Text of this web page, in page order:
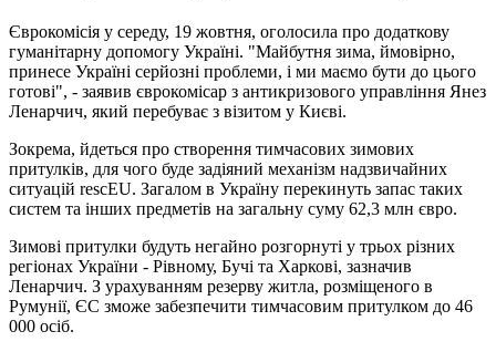
Єврокомісія у середу, 19 жовтня, оголосила про додаткову
гуманітарну допомогу Україні. "Майбутня зима, ймовірно,
принесе Україні серйозні проблеми, і ми маємо бути до цього
готові", - заявив єврокомісар з антикризового управління Янез
Ленарчич, який перебуває з візитом у Києві.
Зокрема, йдеться про створення тимчасових зимових
притулків, для чого буде задіяний механізм надзвичайних
ситуацій rescEU. Загалом в Україну перекинуть запас таких
систем та інших предметів на загальну суму 62,3 млн євро.
Зимові притулки будуть негайно розгорнуті у трьох різних
регіонах України - Рівному, Бучі та Харкові, зазначив
Ленарчич. З урахуванням резерву житла, розміщеного в
Румунії, ЄС зможе забезпечити тимчасовим притулком до 46
000 осіб.